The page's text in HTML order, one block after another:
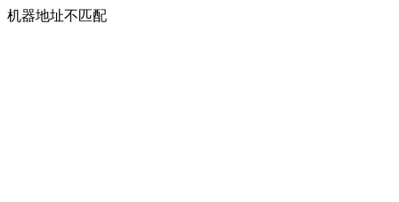
机器地址不匹配